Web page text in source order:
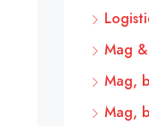
Mag
Mag,
Mag,